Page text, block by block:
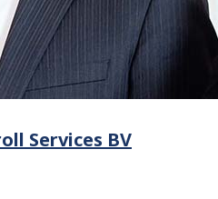
Services BV